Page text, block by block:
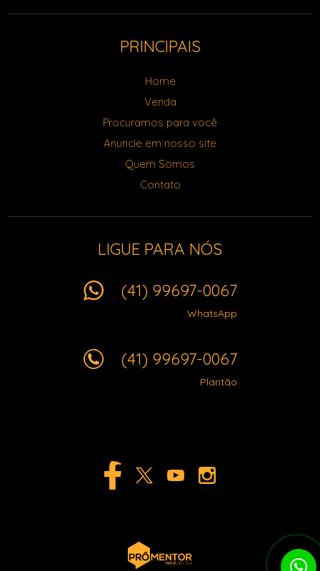
PRINCIPAIS
Home
Venda
Procuramos para você
Anuncie em nosso site
Quem Somos
Contato
LIGUE PARA NÓS
(41) 99697-0067
WhatsApp
(41) 99697-0067
Plantão